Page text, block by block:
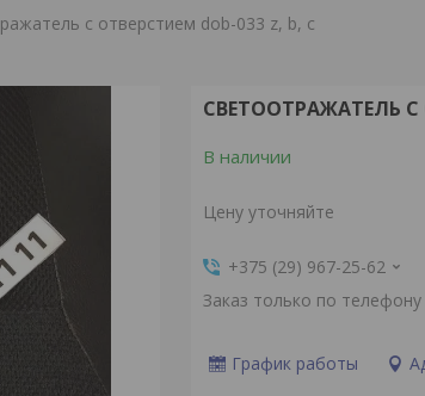
с отверстием dob-033 z, b, c
СВЕТООТРАЖАТЕЛЬ С
В наличии
Цену уточняйте
+375 (29) 967-25-62
Заказ только по телефону
График работы